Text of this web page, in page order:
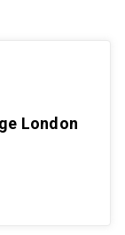
London